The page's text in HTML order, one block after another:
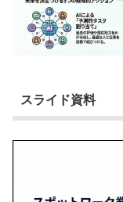
スライド資料